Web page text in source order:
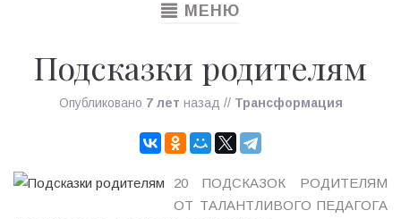
TOGGLE
МЕНЮ
Подсказки родителям
Опубликовано 7 лет назад // Трансформация
20 ПОДСКАЗОК РОДИТЕЛЯМ
ОТ ТАЛАНТЛИВОГО ПЕДАГОГА